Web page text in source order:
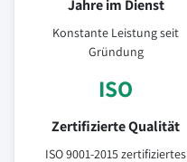
Jahre im Dienst
Konstante Leistung seit
Gründung
ISO
Zertifizierte Qualität
ISO 9001-2015 zertifiziertes